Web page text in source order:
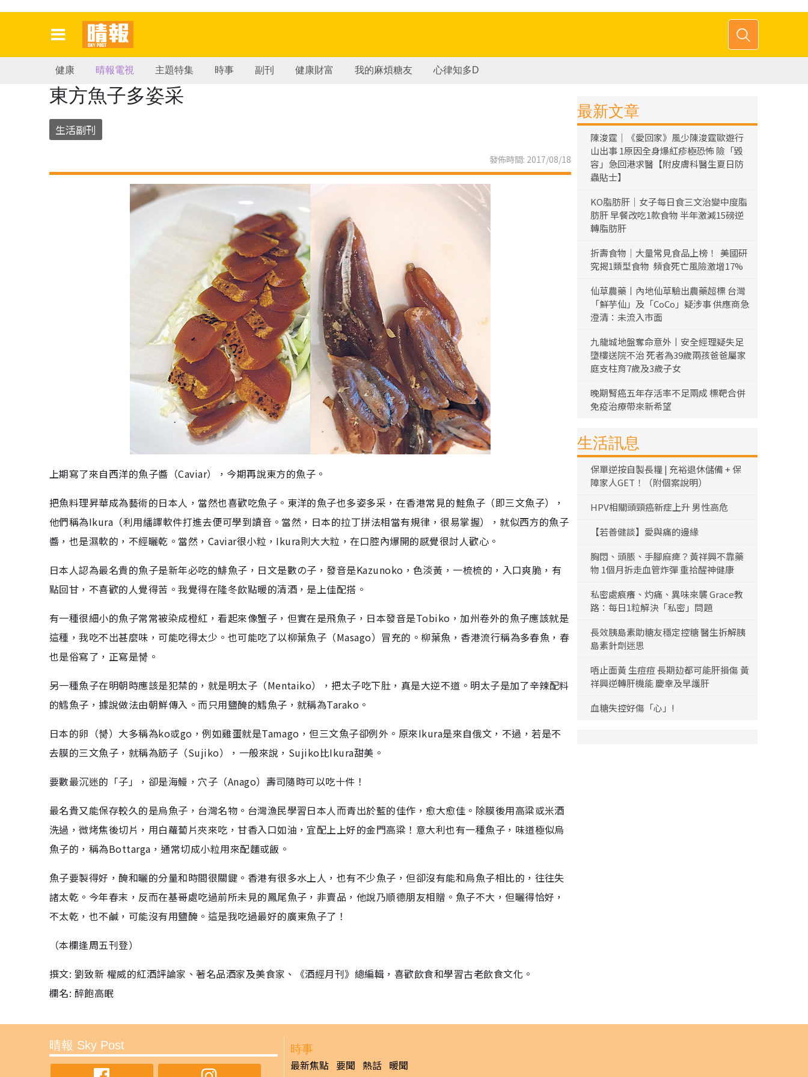
健康 晴報電視 主題特集 時事 副刊 健康財富 我的麻煩糖友 心律知多D
東方魚子多姿采
生活副刊
發佈時間: 2017/08/18
上期寫了來自西洋的魚子醬（Caviar），今期再說東方的魚子。
把魚料理昇華成為藝術的日本人，當然也喜歡吃魚子。東洋的魚子也多姿多采，在香港常見的鮭魚子（即三文魚子），
他們稱為Ikura（利用繙譯軟件打進去便可學到讀音。當然，日本的拉丁拼法相當有規律，很易掌握），就似西方的魚子
醬，也是濕軟的，不經曬乾。當然，Caviar很小粒，Ikura則大大粒，在口腔內爆開的感覺很討人歡心。
日本人認為最名貴的魚子是新年必吃的鯡魚子，日文是數の子，發音是Kazunoko，色淡黃，一梳梳的，入口爽脆，有
點回甘，不喜歡的人覺得苦。我覺得在隆冬飲點暖的清酒，是上佳配搭。
有一種很細小的魚子常常被染成橙紅，看起來像蟹子，但實在是飛魚子，日本發音是Tobiko，加州卷外的魚子應該就是
這種，我吃不出甚麼味，可能吃得太少。也可能吃了以柳葉魚子（Masago）冒充的。柳葉魚，香港流行稱為多春魚，春
也是俗寫了，正寫是膥。
另一種魚子在明朝時應該是犯禁的，就是明太子（Mentaiko），把太子吃下肚，真是大逆不道。明太子是加了辛辣配料
的鱈魚子，據說做法由朝鮮傳入。而只用鹽醃的鱈魚子，就稱為Tarako。
日本的卵（膥）大多稱為ko或go，例如雞蛋就是Tamago，但三文魚子卻例外。原來Ikura是來自俄文，不過，若是不
去膜的三文魚子，就稱為筋子（Sujiko），一般來說，Sujiko比Ikura甜美。
要數最沉迷的「子」，卻是海鰻，穴子（Anago）壽司隨時可以吃十件！
最名貴又能保存較久的是烏魚子，台灣名物。台灣漁民學習日本人而青出於藍的佳作，愈大愈佳。除膜後用高粱或米酒
洗過，微烤焦後切片，用白蘿蔔片夾來吃，甘香入口如油，宜配上上好的金門高粱！意大利也有一種魚子，味道極似烏
魚子的，稱為Bottarga，通常切成小粒用來配麵或飯。
魚子要製得好，醃和曬的分量和時間很關鍵。香港有很多水上人，也有不少魚子，但卻沒有能和烏魚子相比的，往往失
諸太乾。今年春末，反而在基哥處吃過前所未見的鳳尾魚子，非賣品，他說乃順德朋友相贈。魚子不大，但曬得恰好，
不太乾，也不鹹，可能沒有用鹽醃。這是我吃過最好的廣東魚子了！
（本欄逢周五刊登）
撰文: 劉致新 權威的紅酒評論家、著名品酒家及美食家、《酒經月刊》總編輯，喜歡飲食和學習古老飲食文化。
欄名: 醉飽高眠
最新文章
陳浚霆｜《愛回家》風少陳浚霆歐遊行
山出事 1原因全身爆紅疹極恐怖 險「毀
容」急回港求醫【附皮膚科醫生夏日防
蟲貼士】
KO脂肪肝｜女子每日食三文治變中度脂
肪肝 早餐改吃1款食物 半年激減15磅逆
轉脂肪肝
折壽食物｜大量常見食品上榜！ 美國研
究揭1類型食物 頻食死亡風險激增17%
仙草農藥丨內地仙草驗出農藥超標 台灣
「鮮芋仙」及「CoCo」疑涉事 供應商急
澄清：未流入市面
九龍城地盤奪命意外丨安全經理疑失足
墮樓送院不治 死者為39歲兩孩爸爸屬家
庭支柱育7歲及3歲子女
晚期腎癌五年存活率不足兩成 標靶合併
免疫治療帶來新希望
生活訊息
保單逆按自製長糧 | 充裕退休儲備 + 保
障家人GET！（附個案說明）
HPV相關頭頸癌新症上升 男性高危
【若善健談】愛與痛的邊緣
胸悶、頭脹、手腳麻痺？黃祥興不靠藥
物 1個月拆走血管炸彈 重拾醒神健康
私密處痕癢、灼痛、異味來襲 Grace教
路：每日1粒解決「私密」問題
長效胰島素助糖友穩定控糖 醫生拆解胰
島素針劑迷思
唔止面黃 生痘痘 長期攰都可能肝損傷 黃
祥興逆轉肝機能 慶幸及早護肝
血糖失控好傷「心」!
晴報 Sky Post 時事
最新焦點 要聞 熱話 暖聞